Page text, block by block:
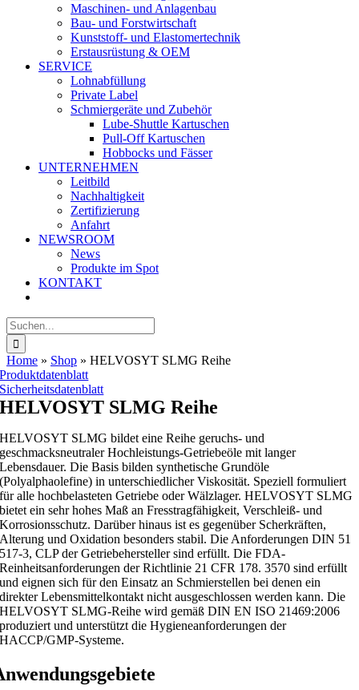
Maschinen- und Anlagenbau
Bau- und Forstwirtschaft
Kunststoff- und Elastomertechnik
Erstausrüstung & OEM
SERVICE
Lohnabfüllung
Private Label
Schmiergeräte und Zubehör
Lube-Shuttle Kartuschen
Pull-Off Kartuschen
Hobbocks und Fässer
UNTERNEHMEN
Leitbild
Nachhaltigkeit
Zertifizierung
Anfahrt
NEWSROOM
News
Produkte im Spot
KONTAKT
Suche
nach:
Home » Shop » HELVOSYT SLMG Reihe
Produktdatenblatt
Sicherheitsdatenblatt
HELVOSYT SLMG Reihe
HELVOSYT SLMG bildet eine Reihe geruchs- und
geschmacksneutraler Hochleistungs-Getriebeöle mit langer
Lebensdauer. Die Basis bilden synthetische Grundöle
(Polyalphaolefine) in unterschiedlicher Viskosität. Speziell formuliert
für alle hochbelasteten Getriebe oder Wälzlager. HELVOSYT SLMG
bietet ein sehr hohes Maß an Fresstragfähigkeit, Verschleiß- und
Korrosionsschutz. Darüber hinaus ist es gegenüber Scherkräften,
Alterung und Oxidation besonders stabil. Die Anforderungen DIN 51
517-3, CLP der Getriebehersteller sind erfüllt. Die FDA-
Reinheitsanforderungen der Richtlinie 21 CFR 178. 3570 sind erfüllt
und eignen sich für den Einsatz an Schmierstellen bei denen ein
direkter Lebensmittelkontakt nicht ausgeschlossen werden kann. Die
HELVOSYT SLMG-Reihe wird gemäß DIN EN ISO 21469:2006
produziert und unterstützt die Hygieneanforderungen der
HACCP/GMP-Systeme.